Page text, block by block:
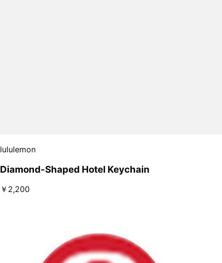
lululemon
Diamond-Shaped Hotel Keychain
￥2,200